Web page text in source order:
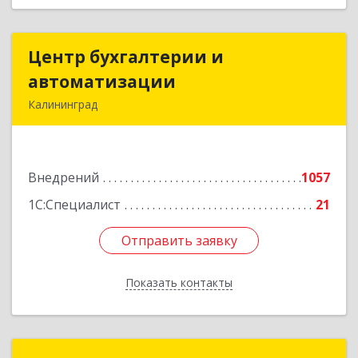
Центр бухгалтерии и
автоматизации
Калининград
Внедрений
1057
1С:Специалист
21
Отправить заявку
Показать контакты
Центр бухгалтерии и
Подробнее
Отправить заявку
Назад